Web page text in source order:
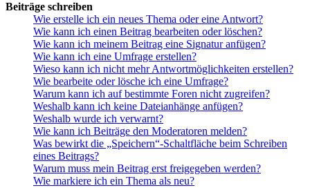
Beiträge schreiben
Wie erstelle ich ein neues Thema oder eine Antwort?
Wie kann ich einen Beitrag bearbeiten oder löschen?
Wie kann ich meinem Beitrag eine Signatur anfügen?
Wie kann ich eine Umfrage erstellen?
Wieso kann ich nicht mehr Antwortmöglichkeiten erstellen?
Wie bearbeite oder lösche ich eine Umfrage?
Warum kann ich auf bestimmte Foren nicht zugreifen?
Weshalb kann ich keine Dateianhänge anfügen?
Weshalb wurde ich verwarnt?
Wie kann ich Beiträge den Moderatoren melden?
Was bewirkt die „Speichern“-Schaltfläche beim Schreiben
eines Beitrags?
Warum muss mein Beitrag erst freigegeben werden?
Wie markiere ich ein Thema als neu?